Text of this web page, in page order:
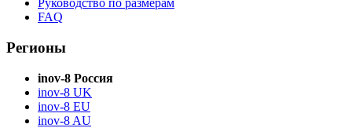
Руководство по размерам
FAQ
Регионы
inov-8 Россия
inov-8 UK
inov-8 EU
inov-8 AU